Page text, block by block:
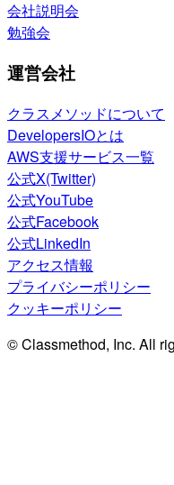
会社説明会
勉強会
運営会社
クラスメソッドについて
DevelopersIOとは
AWS支援サービス一覧
公式X(Twitter)
公式YouTube
公式Facebook
公式LinkedIn
アクセス情報
プライバシーポリシー
クッキーポリシー
© Classmethod, Inc. All